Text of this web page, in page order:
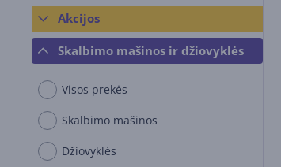
Akcijos
Skalbimo mašinos ir džiovyklės
Visos prekės
Skalbimo mašinos
Džiovyklės